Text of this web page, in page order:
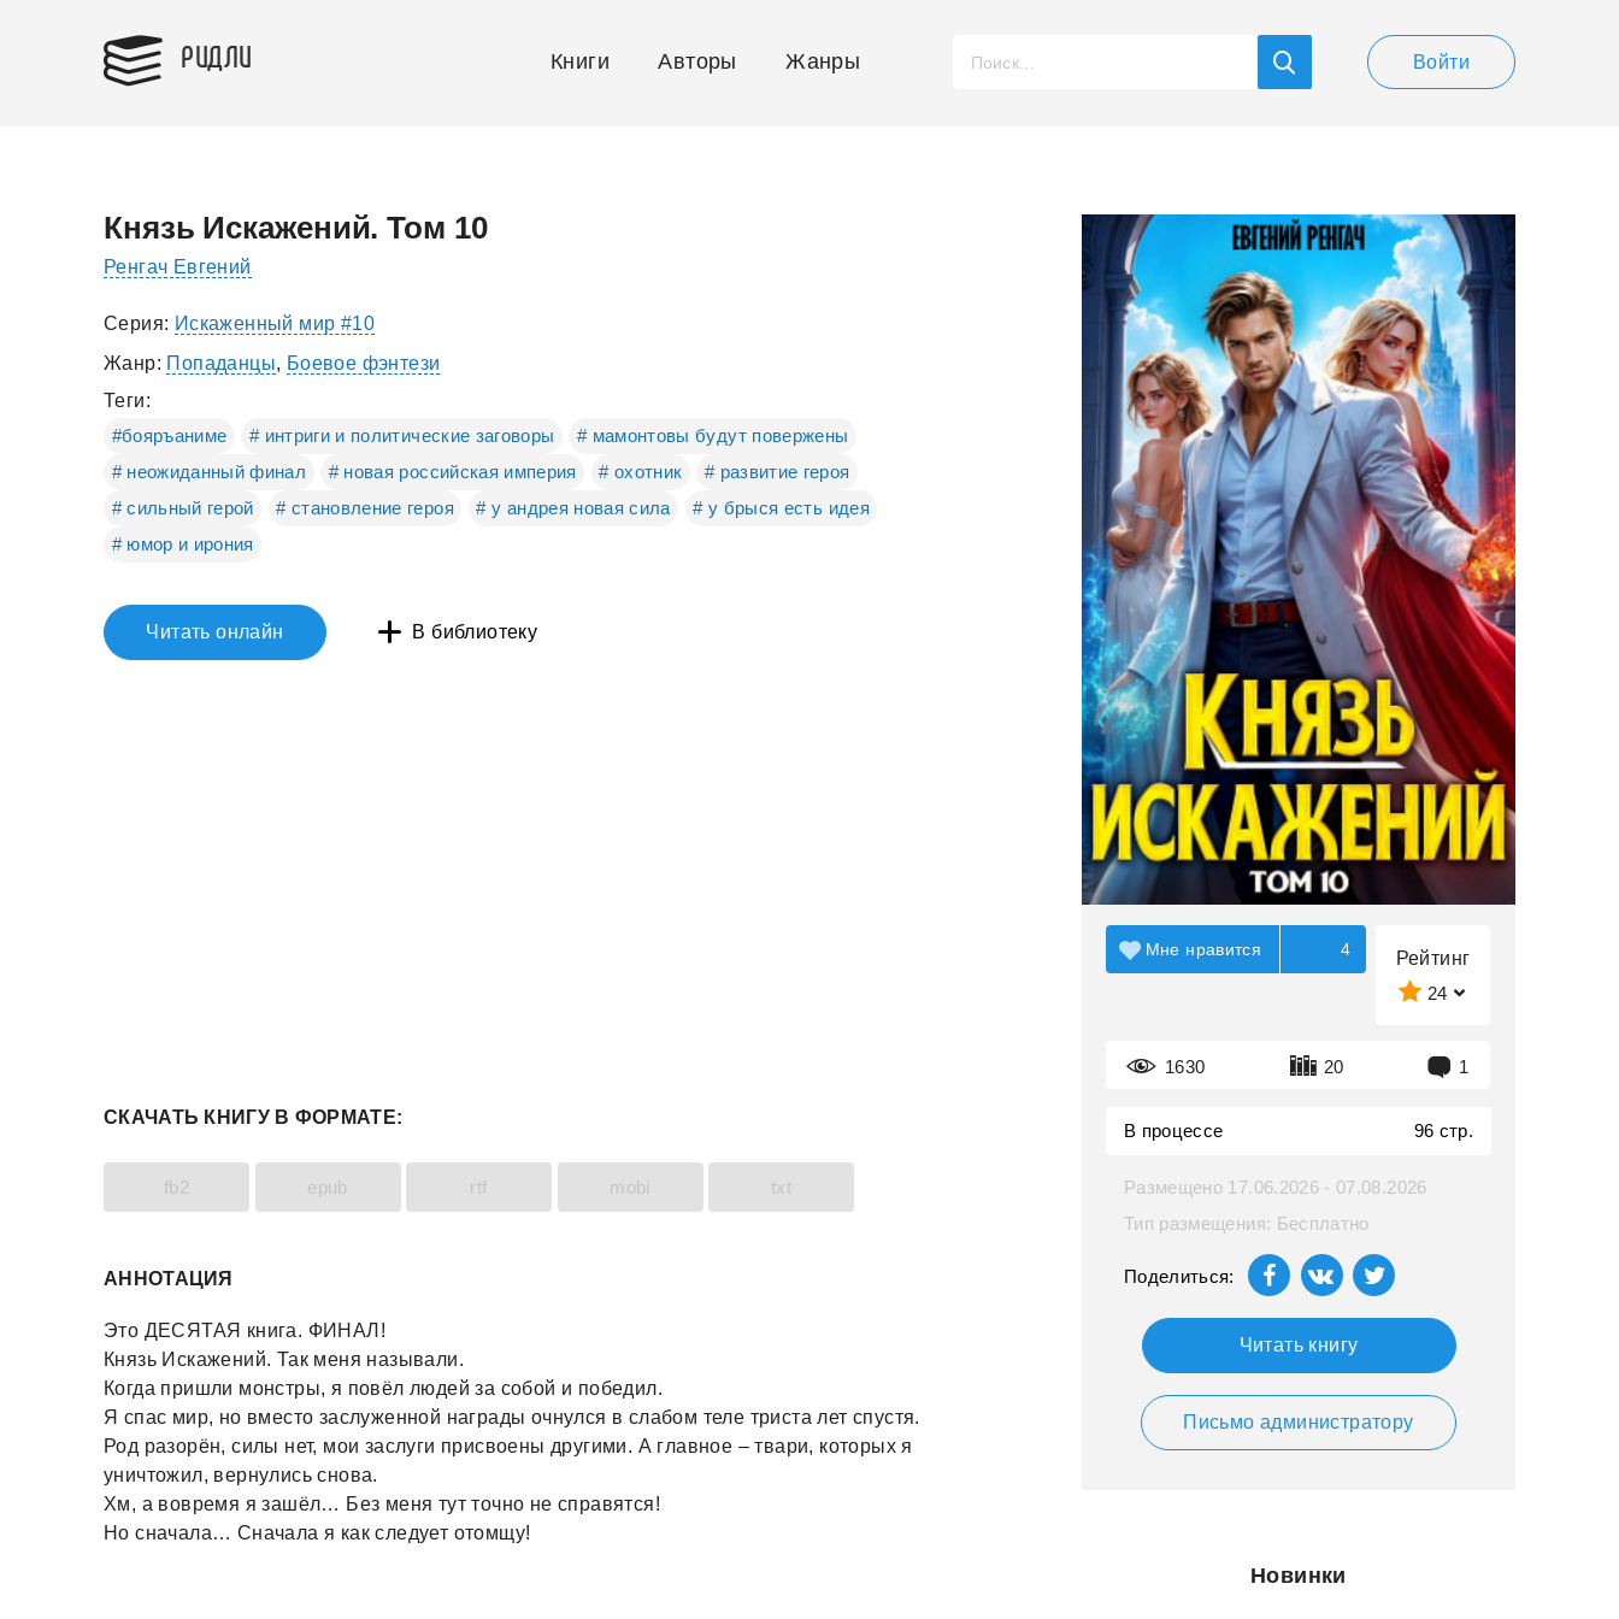
РИДЛИ Книги Авторы Жанры Войти
Князь Искажений. Том 10
Ренгач Евгений
Серия: Искаженный мир #10
Жанр: Попаданцы, Боевое фэнтези
Теги:
#бояръаниме
# интриги и политические заговоры
# мамонтовы будут повержены
# неожиданный финал
# новая российская империя # охотник
# развитие героя
# сильный герой
# становление героя # у андрея новая сила
# у брыся есть идея
# юмор и ирония
Читать онлайн В библиотеку
СКАЧАТЬ КНИГУ В ФОРМАТЕ:
fb2 epub rtf mobi txt
АННОТАЦИЯ
Это ДЕСЯТАЯ книга. ФИНАЛ!
Князь Искажений. Так меня называли.
Когда пришли монстры, я повёл людей за собой и победил.
Я спас мир, но вместо заслуженной награды очнулся в слабом теле триста лет спустя.
Род разорён, силы нет, мои заслуги присвоены другими. А главное – твари, которых я
уничтожил, вернулись снова.
Хм, а вовремя я зашёл… Без меня тут точно не справятся!
Но сначала… Сначала я как следует отомщу!
Рейтинг
24
1630 20 1
Мне нравится 4
В процессе 96 стр.
Размещено 17.06.2026 - 07.08.2026
Тип размещения: Бесплатно
Поделиться:
Читать книгу
Письмо администратору
Новинки